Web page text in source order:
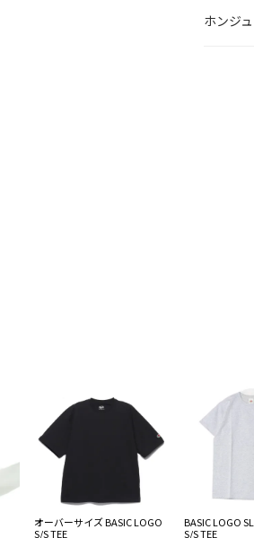
ホンジ
オーバーサイズ BASIC LOGO
S/S TEE
BASIC LOGO
S/S TEE